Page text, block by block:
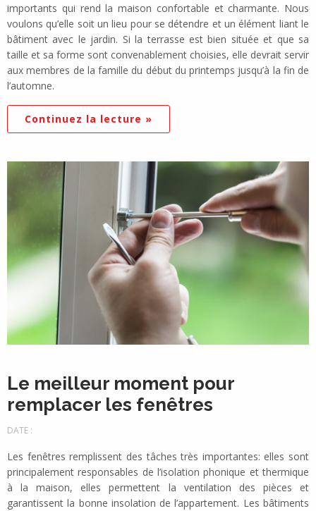
importants qui rend la maison confortable et charmante. Nous
voulons qu’elle soit un lieu pour se détendre et un élément liant le
bâtiment avec le jardin. Si la terrasse est bien située et que sa
taille et sa forme sont convenablement choisies, elle devrait servir
aux membres de la famille du début du printemps jusqu’à la fin de
l’automne.
Continuez la lecture »
Le meilleur moment pour
remplacer les fenêtres
DATE :
Les fenêtres remplissent des tâches très importantes: elles sont
principalement responsables de l’isolation phonique et thermique
à la maison, elles permettent la ventilation des pièces et
garantissent la bonne insolation de l’appartement. Les bâtiments